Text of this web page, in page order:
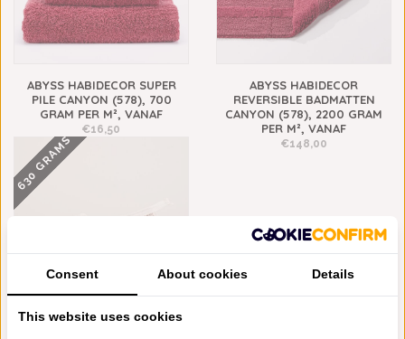
ABYSS HABIDECOR SUPER
PILE CANYON (578), 700
GRAM PER M², VANAF
€16,50
ABYSS HABIDECOR
REVERSIBLE BADMATTEN
CANYON (578), 2200 GRAM
PER M², VANAF
€148,00
630 GRAMS
Consent About cookies Details
This website uses cookies